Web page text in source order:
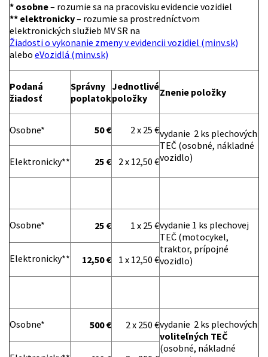
* osobne– rozumie sa na pracovisku evidencie vozidiel
** elektronicky– rozumie sa prostredníctvom
elektronických služieb MV SR na
Žiadosti o vykonanie zmeny v evidencii vozidiel (minv.sk)
alebo eVozidlá (minv.sk)
Podaná
žiadosť
Správny
poplatok
Jednotlivé
položky
Znenie položky
Osobne* 50 € 2 x 25 €vydanie 2 ks plechových
TEČ (osobné, nákladné
vozidlo)
Elektronicky** 25 € 2 x 12,50 €
Osobne* 25 € 1 x 25 €vydanie 1 ks plechovej
TEČ (motocykel,
traktor, prípojné
vozidlo)
Elektronicky** 12,50 € 1 x 12,50 €
Osobne* 500 € 2 x 250 €vydanie 2 ks plechových
voliteľných TEČ
(osobné, nákladné